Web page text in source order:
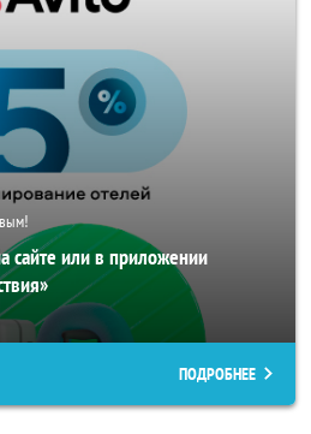
сайте или в приложении
ПОДРОБНЕЕ